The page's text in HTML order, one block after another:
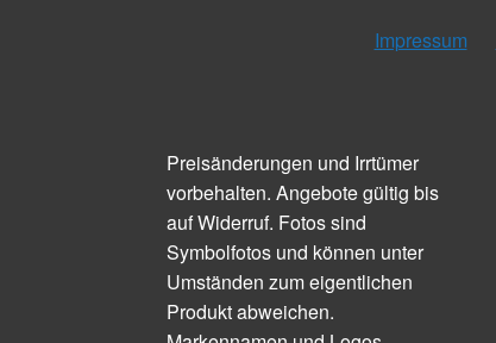
Impressum
Preisänderungen und Irrtümer
vorbehalten. Angebote gültig bis
auf Widerruf. Fotos sind
Symbolfotos und können unter
Umständen zum eigentlichen
Produkt abweichen.